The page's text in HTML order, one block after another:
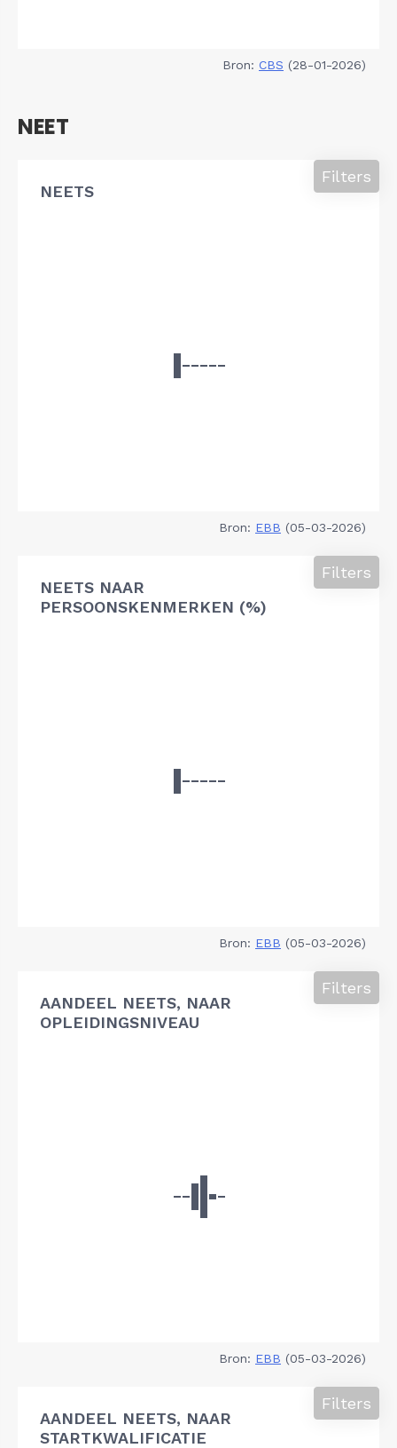
Bron: CBS (28-01-2026)
NEET
NEETS
Filters
Bron: EBB (05-03-2026)
NEETS NAAR
PERSOONSKENMERKEN (%)
Filters
Bron: EBB (05-03-2026)
AANDEEL NEETS, NAAR
OPLEIDINGSNIVEAU
Filters
Bron: EBB (05-03-2026)
AANDEEL NEETS, NAAR
STARTKWALIFICATIE
Filters